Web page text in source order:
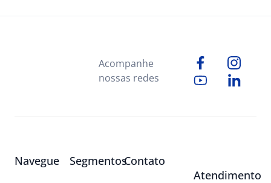
Acompanhe
nossas redes
Navegue SegmentosContato
Atendimento